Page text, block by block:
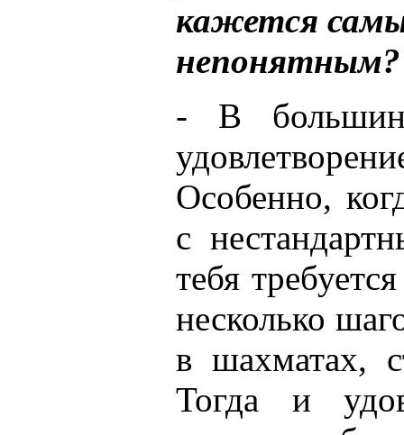
кажется
непонятным?
- В
Особенно,
с
тебя
несколько
в шахматах,
Тогда и